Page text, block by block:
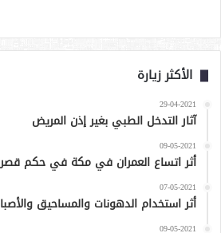
الأكثر زيارة
29-04-2021
آثار التدخل الطبي بغير إذن المريض
09-05-2021
أثر اتساع العمران في مكة في حكم
07-05-2021
أثر استخدام الدهونات والمساحيق
09-05-2021